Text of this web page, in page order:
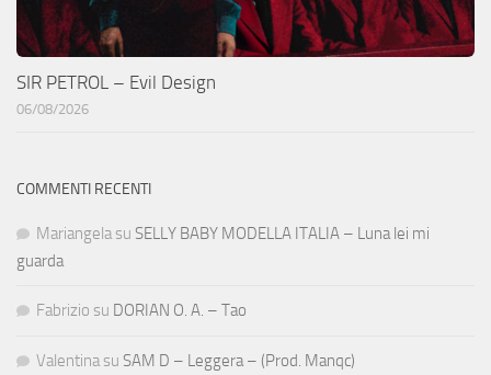
SIR PETROL – Evil Design
06/08/2026
COMMENTI RECENTI
Mariangela su SELLY BABY MODELLA ITALIA – Luna lei mi
guarda
Fabrizio su DORIAN O. A. – Tao
Valentina su SAM D – Leggera – (Prod. Manqc)